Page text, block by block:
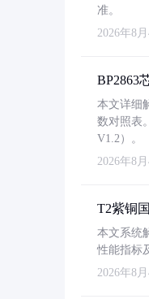
准。
2026年8月
BP2863
本文详细
数对照表
V1.2）。
2026年8月
T2紫铜
本文系统
性能指标
2026年8月